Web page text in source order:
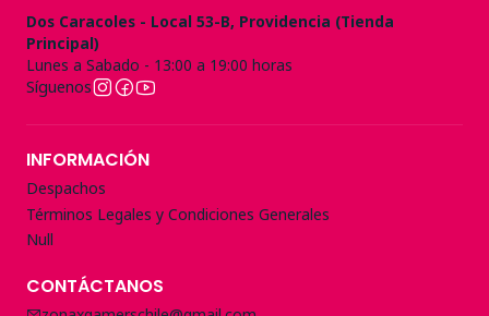
Dos Caracoles - Local 53-B, Providencia (Tienda
Principal)
Lunes a Sabado - 13:00 a 19:00 horas
Síguenos
INFORMACIÓN
Despachos
Términos Legales y Condiciones Generales
Null
CONTÁCTANOS